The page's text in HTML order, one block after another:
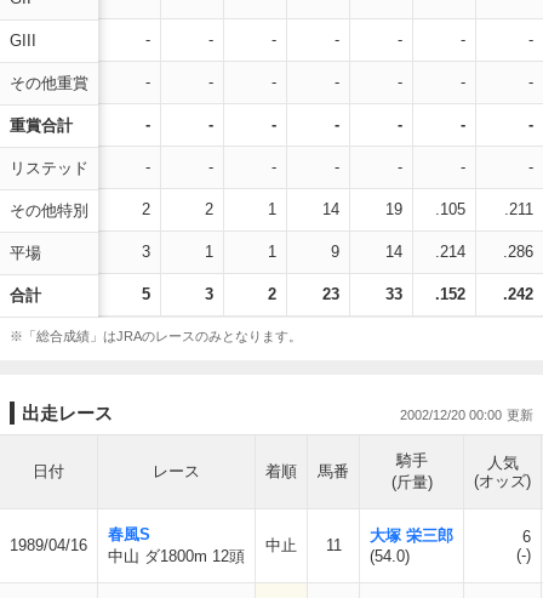
GIII
その他重賞
重賞合計
リステッド
その他特別
平場
合計
- - - - - - -
- - - - - - -
- - - - - - -
- - - - - - -
2 2 1 14 19 .105 .211
3 1 1 9 14 .214 .286
5 3 2 23 33 .152 .242
※「総合成績」はJRAのレースのみとなります。
出走レース 2002/12/20 00:00
日付 レース 着順 馬番
騎手
(斤量)
人気
(オッズ)
1989/04/16
春風S
中山 ダ1800m 12頭
中止 11
大塚 栄三郎
(54.0)
6
(-)